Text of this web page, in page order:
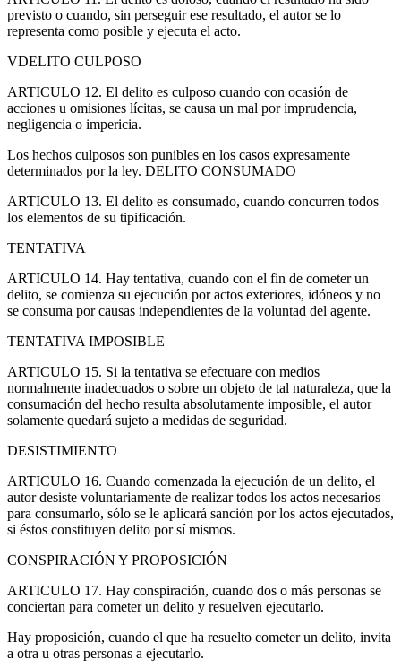
previsto o cuando, sin perseguir ese resultado, el autor se lo
representa como posible y ejecuta el acto.
VDELITO CULPOSO
ARTICULO 12. El delito es culposo cuando con ocasión de
acciones u omisiones lícitas, se causa un mal por imprudencia,
negligencia o impericia.
Los hechos culposos son punibles en los casos expresamente
determinados por la ley. DELITO CONSUMADO
ARTICULO 13. El delito es consumado, cuando concurren todos
los elementos de su tipificación.
TENTATIVA
ARTICULO 14. Hay tentativa, cuando con el fin de cometer un
delito, se comienza su ejecución por actos exteriores, idóneos y no
se consuma por causas independientes de la voluntad del agente.
TENTATIVA IMPOSIBLE
ARTICULO 15. Si la tentativa se efectuare con medios
normalmente inadecuados o sobre un objeto de tal naturaleza, que la
consumación del hecho resulta absolutamente imposible, el autor
solamente quedará sujeto a medidas de seguridad.
DESISTIMIENTO
ARTICULO 16. Cuando comenzada la ejecución de un delito, el
autor desiste voluntariamente de realizar todos los actos necesarios
para consumarlo, sólo se le aplicará sanción por los actos ejecutados,
si éstos constituyen delito por sí mismos.
CONSPIRACIÓN Y PROPOSICIÓN
ARTICULO 17. Hay conspiración, cuando dos o más personas se
conciertan para cometer un delito y resuelven ejecutarlo.
Hay proposición, cuando el que ha resuelto cometer un delito, invita
a otra u otras personas a ejecutarlo.